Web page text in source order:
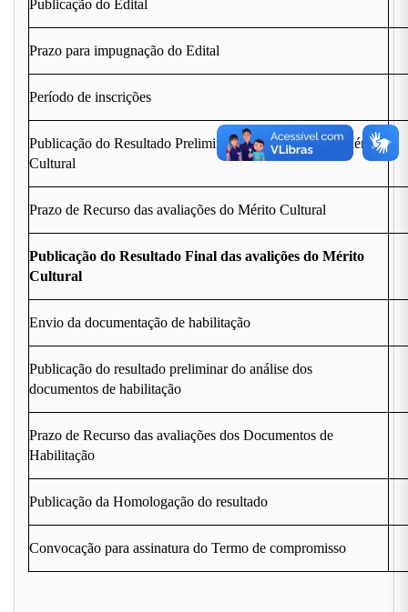
Publicação do Edital
Prazo para impugnação do Edital
Período de inscrições
Publicação do Resultado Preliminar das avaliações do Mérito
Cultural
Prazo de Recurso das avaliações do Mérito Cultural
Publicação do Resultado Final das avalições do Mérito
Cultural
Envio da documentação de habilitação
Publicação do resultado preliminar do análise dos
documentos de habilitação
Prazo de Recurso das avaliações dos Documentos de
Habilitação
Publicação da Homologação do resultado
Convocação para assinatura do Termo de compromisso